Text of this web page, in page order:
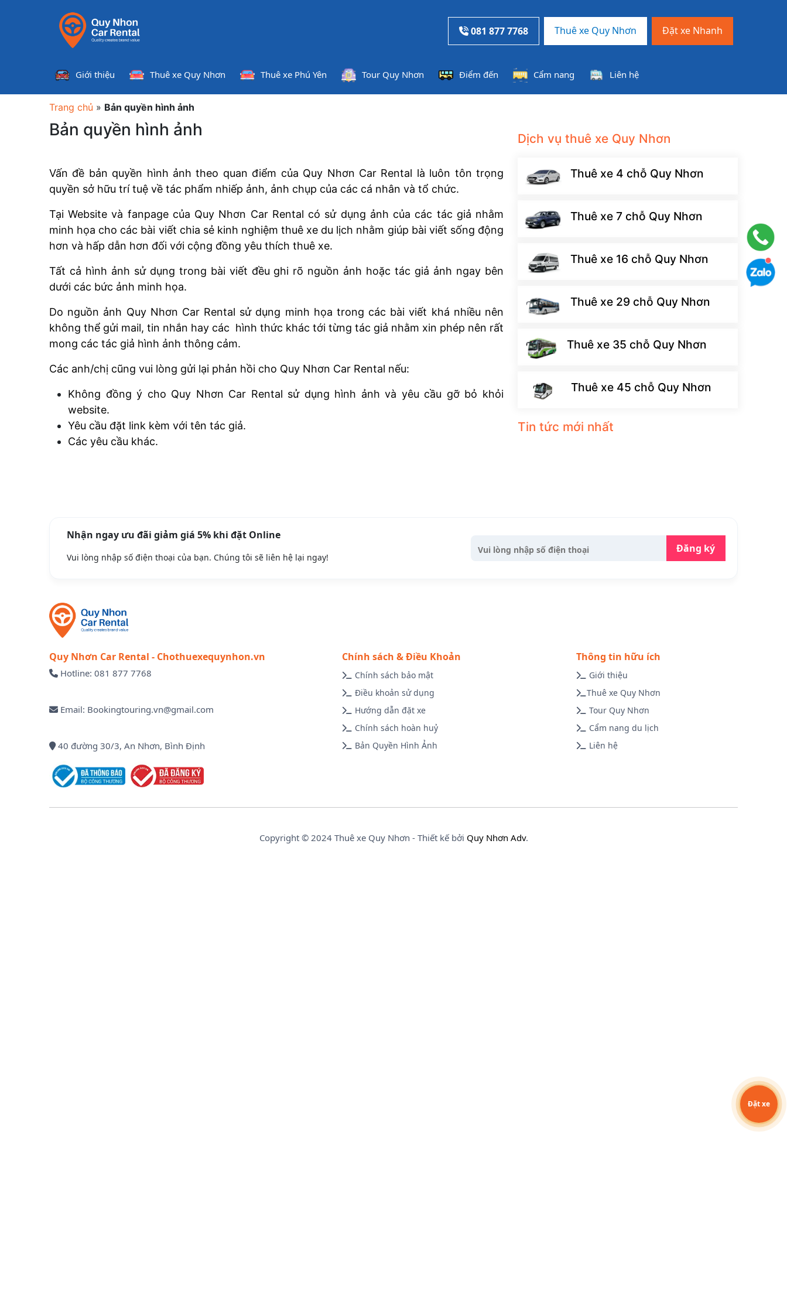
081 877 7768 Thuê xe Quy Nhơn Đặt xe Nhanh
Giới thiệu Thuê xe Quy Nhơn Thuê xe Phú Yên Tour Quy Nhơn Điểm đến Cẩm nang Liên hệ
Trang chủ » Bản quyền hình ảnh
Bản quyền hình ảnh
Vấn đề bản quyền hình ảnh theo quan điểm của Quy Nhơn Car Rental là luôn tôn trọng
quyền sở hữu trí tuệ về tác phẩm nhiếp ảnh, ảnh chụp của các cá nhân và tổ chức.
Tại Website và fanpage của Quy Nhơn Car Rental có sử dụng ảnh của các tác giả nhằm
minh họa cho các bài viết chia sẻ kinh nghiệm thuê xe du lịch nhằm giúp bài viết sống động
hơn và hấp dẫn hơn đối với cộng đồng yêu thích thuê xe.
Tất cả hình ảnh sử dụng trong bài viết đều ghi rõ nguồn ảnh hoặc tác giả ảnh ngay bên
dưới các bức ảnh minh họa.
Do nguồn ảnh Quy Nhơn Car Rental sử dụng minh họa trong các bài viết khá nhiều nên
không thể gửi mail, tin nhắn hay các hình thức khác tới từng tác giả nhằm xin phép nên rất
mong các tác giả hình ảnh thông cảm.
Các anh/chị cũng vui lòng gửi lại phản hồi cho Quy Nhơn Car Rental nếu:
Không đồng ý cho Quy Nhơn Car Rental sử dụng hình ảnh và yêu cầu gỡ bỏ khỏi
website.
Yêu cầu đặt link kèm với tên tác giả.
Các yêu cầu khác.
Dịch vụ thuê xe Quy Nhơn
Thuê xe 4 chỗ Quy Nhơn
Thuê xe 7 chỗ Quy Nhơn
Thuê xe 16 chỗ Quy Nhơn
Thuê xe 29 chỗ Quy Nhơn
Thuê xe 35 chỗ Quy Nhơn
Thuê xe 45 chỗ Quy Nhơn
Tin tức mới nhất
Nhận ngay ưu đãi giảm giá 5% khi đặt Online
Vui lòng nhập số điện thoại của bạn. Chúng tôi sẽ liên hệ lại ngay!
Đăng ký
Quy Nhơn Car Rental - Chothuexequynhon.vn
Hotline: 081 877 7768
Email: Bookingtouring.vn@gmail.com
40 đường 30/3, An Nhơn, Bình Định
Chính sách & Điều Khoản
Chính sách bảo mật
Điều khoản sử dụng
Hướng dẫn đặt xe
Chính sách hoàn huỷ
Bản Quyền Hình Ảnh
Thông tin hữu ích
Giới thiệu
Thuê xe Quy Nhơn
Tour Quy Nhơn
Cẩm nang du lịch
Liên hệ
Copyright © 2024 Thuê xe Quy Nhơn - Thiết kế bởi Quy Nhơn Adv.
Đặt xe